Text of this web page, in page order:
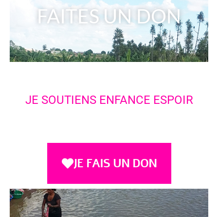
FAITES UN DON
JE SOUTIENS ENFANCE ESPOIR
JE FAIS UN DON